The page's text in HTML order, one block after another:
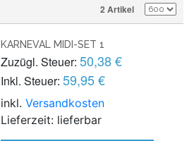
2 Artikel
KARNEVAL MIDI-SET 1
Zuzügl. Steuer: 50,38 €
Inkl. Steuer: 59,95 €
inkl.Versandkosten
Lieferzeit: lieferbar